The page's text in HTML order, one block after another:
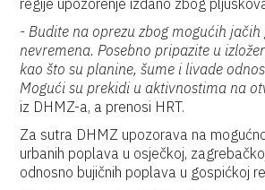
regije upozorenje izdano zbog
- Budite na oprezu zbog mogućih
nevremena. Posebno pripazite u
kao što su planine, šume i livade
Mogući su prekidi u aktivnostima na
iz DHMZ-a, a prenosi HRT.
Za sutra DHMZ upozorava na
urbanih poplava u osječkoj,
odnosno bujičnih poplava u gospićkoj